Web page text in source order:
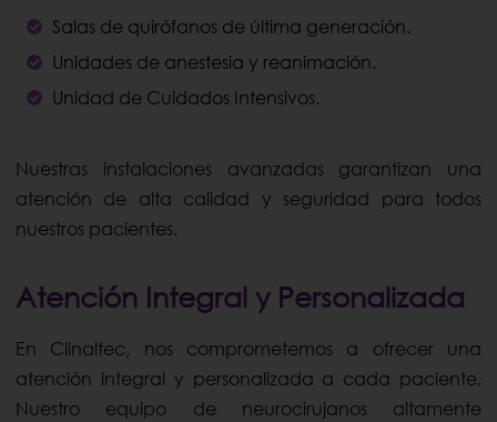
Salas de quirófanos de última generación.
Unidades de anestesia y reanimación.
Unidad de Cuidados Intensivos.
Nuestras instalaciones avanzadas garantizan una
atención de alta calidad y seguridad para todos
nuestros pacientes.
Atención Integral y Personalizada
En Clinaltec, nos comprometemos a ofrecer una
atención integral y personalizada a cada paciente.
Nuestro equipo de neurocirujanos altamente